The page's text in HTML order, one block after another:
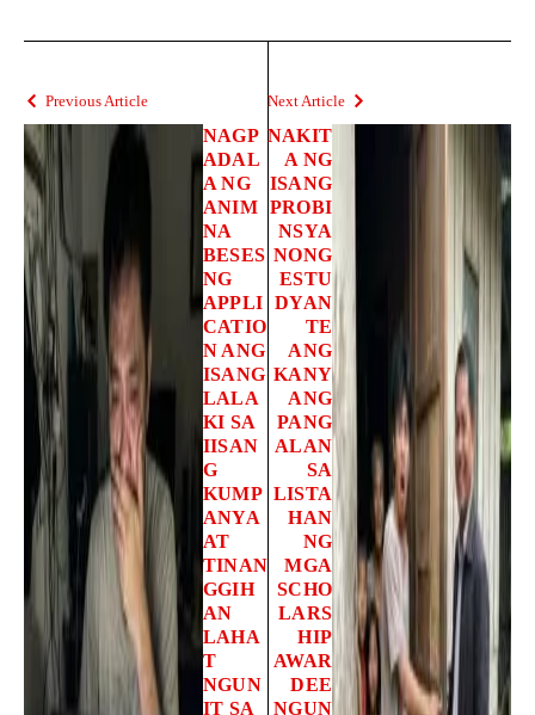
Previous Article
NAGP
ADAL
A NG
ANIM
NA
BESES
NG
APPLI
CATIO
N ANG
ISANG
LALA
KI SA
IISAN
G
KUMP
ANYA
AT
TINAN
GGIH
AN
LAHA
T
NGUN
IT SA
Next Article
NAKIT
A NG
ISANG
PROBI
NSYA
NONG
ESTU
DYAN
TE
ANG
KANY
ANG
PANG
ALAN
SA
LISTA
HAN
NG
MGA
SCHO
LARS
HIP
AWAR
DEE
NGUN